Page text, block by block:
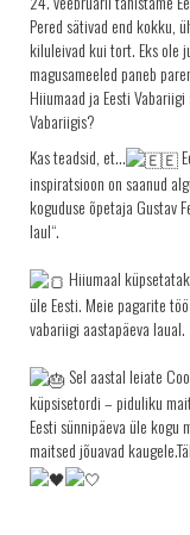
Pered sätivad end kokku,
kiluleivad kui tort. Eks ole
magusameeled paneb
Hiiumaad ja Eesti
Vabariigis?
Kas teadsid, et…
inspiratsioon on saanud
koguduse õpetaja Gustav
laul“.
Hiiumaal
üle Eesti. Meie pagarite
vabariigi aastapäeva laual.
Sel aastal leiate
küpsisetordi – piduliku
Eesti sünnipäeva üle kogu
maitsed jõuavad